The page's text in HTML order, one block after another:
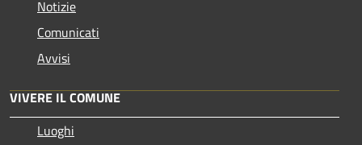
Notizie
Comunicati
Avvisi
VIVERE IL COMUNE
Luoghi